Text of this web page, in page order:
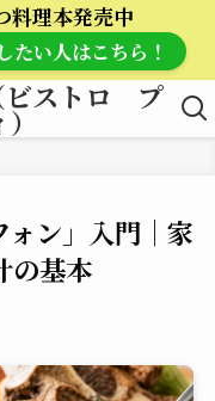
理本発売中
たい人はこちら！
ストロ プ
ォン」入門｜家
の基本